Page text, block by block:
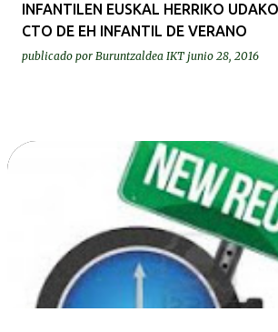
INFANTILEN EUSKAL HERRIKO
CTO DE EH INFANTIL DE VERANO
publicado por Buruntzaldea IKT junio 28, 2016